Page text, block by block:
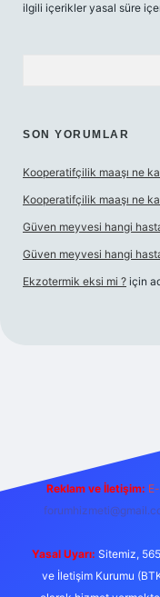
ilgili içerikler yasal süre
SON YORUMLAR
Kooperatifçilik maaşı ne
Kooperatifçilik maaşı ne
Güven meyvesi hangi
Güven meyvesi hangi
Ekzotermik eksi mi ? için
Reklam ve İletişim:
Yasal Uyarı: Sitemiz,
ve İletişim Kurumu